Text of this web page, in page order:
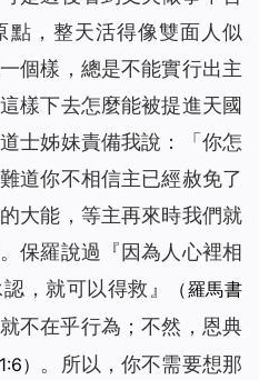
點，整天活得像雙面人似
個樣，總是不能實行出主
樣下去怎麼能被提進天國
士姊妹責備我說：「你怎
道你不相信主已經赦免了
大能，等主再來時我們就
保羅說過『因為人心裡相
，就可以得救』
（羅馬書
不在乎行為；不然，恩典
） 。所以，你不需要想那